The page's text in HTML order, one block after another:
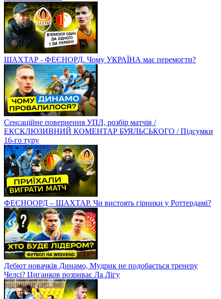
ШАХТАР - ФЕЄНОРД. Чому УКРАЇНА має перемогти?
Сенсаційне повернення УПЛ, розбір матчів /
ЕКСКЛЮЗИВНИЙ КОМЕНТАР БУЯЛЬСЬКОГО / Підсумки
16-го туру
ФЕЄНООРД – ШАХТАР. Чи вистоять гірники у Роттердамі?
Дебют новачків Динамо, Мудрик не подобається тренеру
Челсі? Циганков розриває Ла Лігу